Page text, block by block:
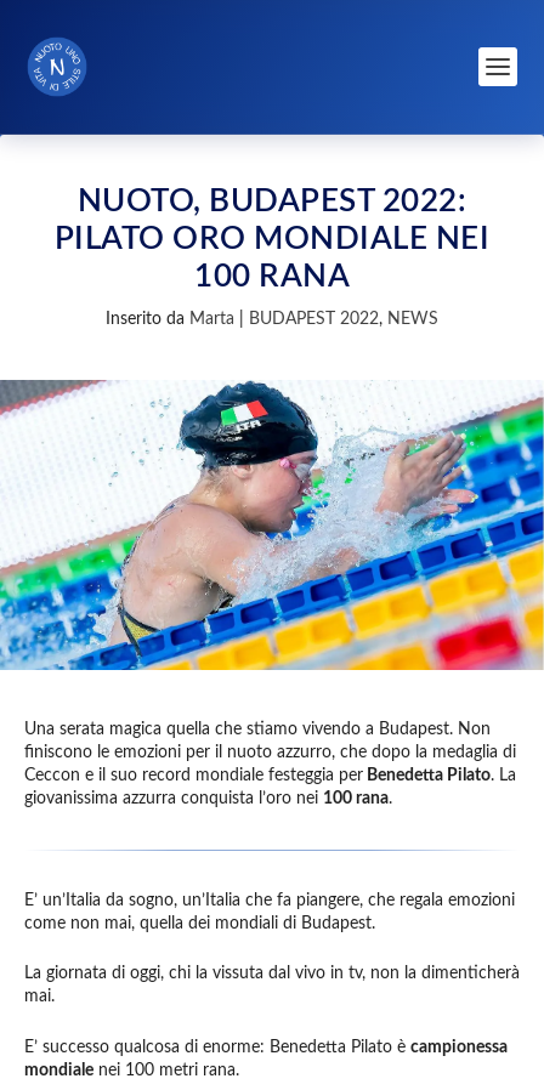
NUOTO, BUDAPEST 2022:
PILATO ORO MONDIALE NEI
100 RANA
Inserito da Marta BUDAPEST 2022, NEWS
Una serata magica quella che stiamo vivendo a Budapest. Non
finiscono le emozioni per il nuoto azzurro, che dopo la medaglia di
Ceccon e il suo record mondiale festeggia per Benedetta Pilato. La
giovanissima azzurra conquista l’oro nei 100 rana.
E’ un’Italia da sogno, un’Italia che fa piangere, che regala emozioni
come non mai, quella dei mondiali di Budapest.
La giornata di oggi, chi la vissuta dal vivo in tv, non la dimenticherà
mai.
E’ successo qualcosa di enorme: Benedetta Pilato è campionessa
mondiale nei 100 metri rana.